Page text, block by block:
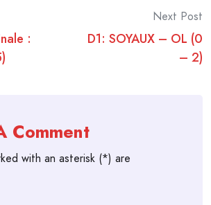
:
Next Post
D1: SOYAUX – OL (0
– 2)
Comment
with an asterisk (*) are